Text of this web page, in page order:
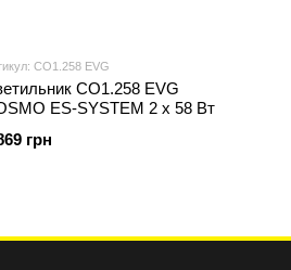
CO1.258 EVG
CO1.258 EVG
ES-SYSTEM 2 х 58 Вт
грн